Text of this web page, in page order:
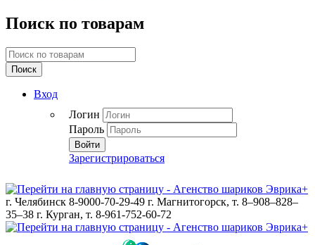
Поиск по товарам
Поиск
Вход
Логин
Пароль
Войти
Зарегистрироваться
г. Челябинск 8-9000-70-29-49 г. Магнитогорск, т. 8–908–828–
35–38 г. Курган, т. 8-961-752-60-72